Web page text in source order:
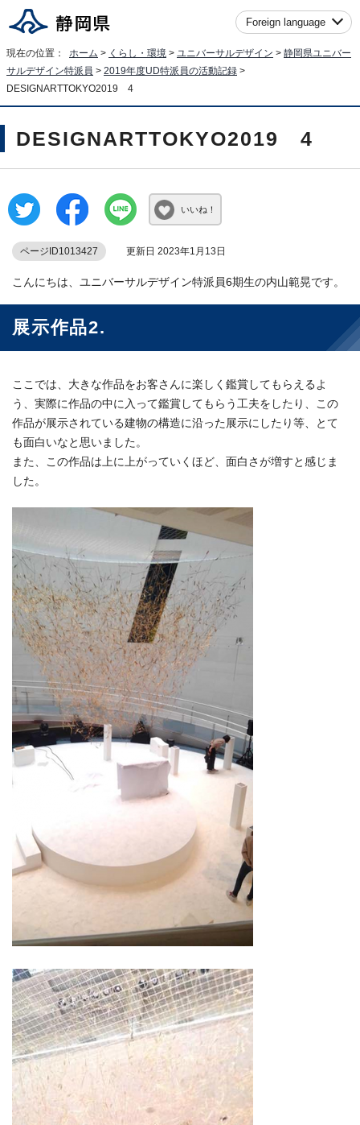
Foreign language
現在の位置： ホーム > くらし・環境 > ユニバーサルデザイン > 静岡県ユニバー
サルデザイン特派員 > 2019年度UD特派員の活動記録 >
DESIGNARTTOKYO2019 4
DESIGNARTTOKYO2019 4
いいね！
ページID1013427 更新日 2023年1月13日
こんにちは、ユニバーサルデザイン特派員6期生の内山範晃です。
展示作品2.
ここでは、大きな作品をお客さんに楽しく鑑賞してもらえるよ
う、実際に作品の中に入って鑑賞してもらう工夫をしたり、この
作品が展示されている建物の構造に沿った展示にしたり等、とて
も面白いなと思いました。
また、この作品は上に上がっていくほど、面白さが増すと感じま
した。